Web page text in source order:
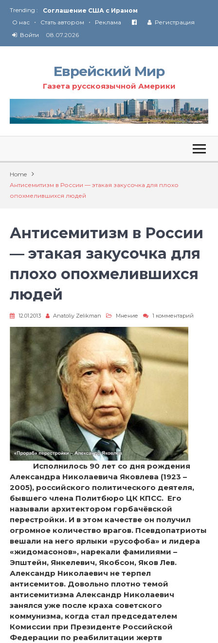
Trending :
Соглашение США с Ираном
Технология Революции в Иране
О нас • Стать автором • Реклама
Регистрация
Войти
08.07.2026
Еврейский Мир
Газета русскоязычной Америки
Home
Антисемитизм в России — этакая закусочка для плохо
опохмелившихся людей
Антисемитизм в России
— этакая закусочка для
плохо опохмелившихся
людей
12.01.2013 Anatoliy Zelikman Мнение 1 комментарий
Исполнилось 90 лет со дня рождения
Александра Николаевича Яковлева (1923 –
2005), российского политического деятеля,
бывшего члена Политбюро ЦК КПСС. Его
называли архитектором горбачёвской
перестройки. И в этом качестве он получил
огромное количество врагов. Псевдопатриоты
вешали на него ярлыки «русофоба» и лидера
«жидомасонов», нарекали фамилиями –
Эпштейн, Янкелевич, Якобсон, Яков Лев.
Александр Николаевич не терпел
антисемитов. Довольно плотно темой
антисемитизма Александр Николаевич
занялся уже после краха советского
коммунизма, когда стал председателем
Комиссии при Президенте Российской
Федерации по реабилитации жертв